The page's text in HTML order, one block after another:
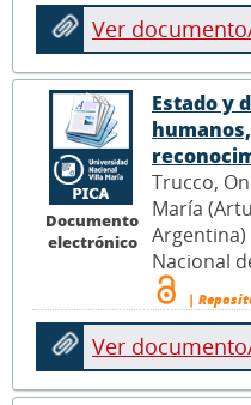
Ver
Documento
electrónico
Estado y
Trucco,
María
Argentina)
Nacional
|
Ver